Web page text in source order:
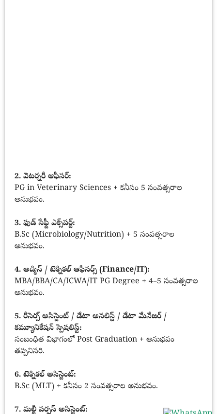
2. వెటర్నరీ ఆఫీసర్:
PG in Veterinary Sciences + కనీసం 5 సంవత్సరాల
అనుభవం.
3. ఫుడ్ సేఫ్టీ ఎక్స్‌పర్ట్:
B.Sc (Microbiology/Nutrition) + 5 సంవత్సరాల
అనుభవం.
4. అడ్మిన్ / టెక్నికల్ ఆఫీసర్స్ (Finance/IT):
MBA/BBA/CA/ICWA/IT PG Degree + 4–5 సంవత్సరాల
అనుభవం.
5. రీసెర్చ్ అసిస్టెంట్ / డేటా అనలిస్ట్ / డేటా మేనేజర్ /
కమ్యూనికేషన్ స్పెషలిస్ట్:
సంబంధిత విభాగంలో Post Graduation + అనుభవం
తప్పనిసరి.
6. టెక్నికల్ అసిస్టెంట్:
B.Sc (MLT) + కనీసం 2 సంవత్సరాల అనుభవం.
7. మల్టీ పర్పస్ అసిస్టెంట్: